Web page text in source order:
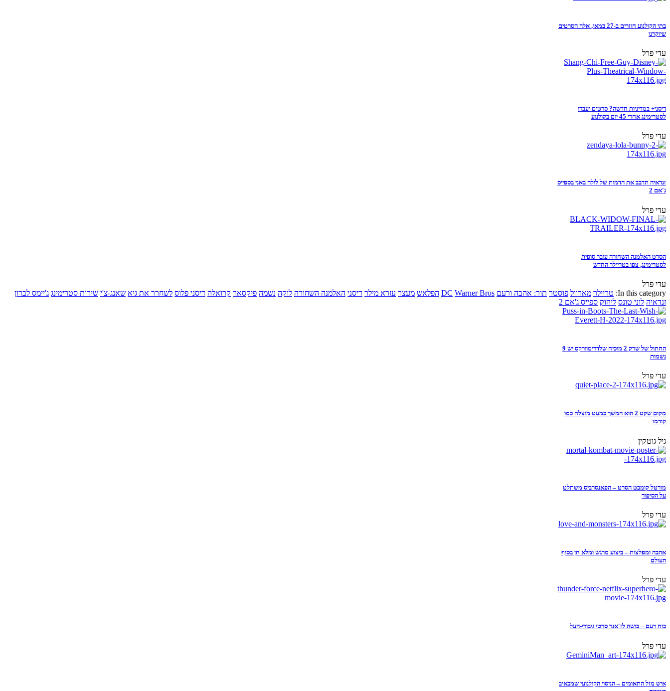
בתי הקולנוע חוזרים ב-27 במאי, אלה הסרטים
שיוקרנו
עדי פרל
דיסני+ במדיניות חדשה? סרטים יעברו
לסטרימינג אחרי 45 יום בקולנוע
עדי פרל
זנדאיה תדבב את הדמות של לולה באני בספייס
ג'אם 2
עדי פרל
הסרט האלמנה השחורה עובר סופית
לסטרימינג, צפו בטריילר החדש
עדי פרל
In this category: טריילר מארוול פוסטר תור: אהבה ורעם DC Warner Bros הפלאש מעצר עזרא מילר דיסני האלמנה השחורה לוקה נשמה פיקסאר קרואלה דיסני פלוס לשחרר את גיא שאנג-צ'י שירות סטרימינג ג'יימס לברון
זנדאיה לוני טונס ליהוק ספייס ג'אם 2
החתול של שרק 2 מוכיח שלדרימוורקס יש 9
נשמות
עדי פרל
מקום שקט 2 הוא המשך כמעט מוצלח כמו
קודמו
גיל גוטקין
מורטל קומבט הסרט – הפאנסרביס משתלט
על הסיפור
עדי פרל
אהבה ומפלצות – ביצוע מרגש ומלא חן בסוף
העולם
עדי פרל
כוח רעם – בושה לז'אנר סרטי גיבורי-העל
עדי פרל
איש מזל התאומים – הניסוי הקולנועי שמכאיב